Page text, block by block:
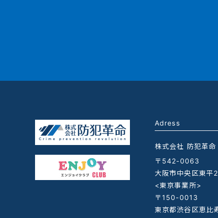
Adress
株式会社 防犯革命
〒542-0063
大阪市中央区東
<東京事業所>
〒150-0013
東京都渋谷区恵比